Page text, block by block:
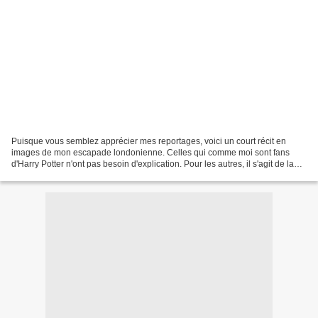
Puisque vous semblez apprécier mes reportages, voici un court récit en
images de mon escapade londonienne. Celles qui comme moi sont fans
d'Harry Potter n'ont pas besoin d'explication. Pour les autres, il s'agit de la